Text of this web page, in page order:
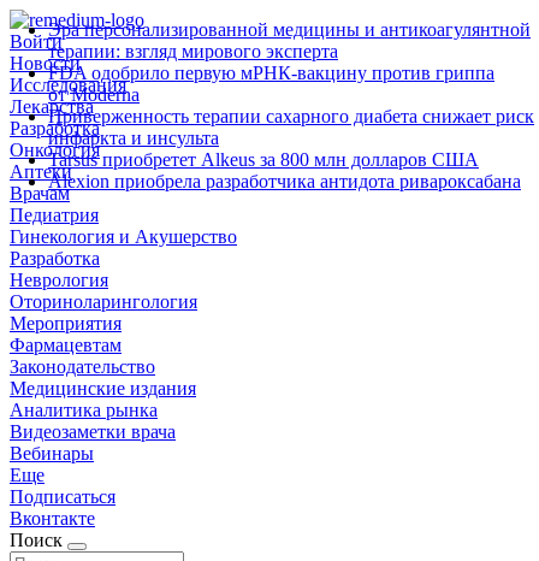
Войти
Новости
Исследования
Лекарства
Разработка
Онкология
Аптеки
Врачам
Педиатрия
Гинекология и Акушерство
Разработка
Неврология
Оториноларингология
Мероприятия
Фармацевтам
Законодательство
Медицинские издания
Аналитика рынка
Видеозаметки врача
Вебинары
Еще
Подписаться
Вконтакте
Поиск
Эра персонализированной медицины и антикоагулянтной
терапии: взгляд мирового эксперта
FDA одобрило первую мРНК‑вакцину против гриппа
от Moderna
Приверженность терапии сахарного диабета снижает риск
инфаркта и инсульта
Tarsus приобретет Alkeus за 800 млн долларов США
Alexion приобрела разработчика антидота ривароксабана